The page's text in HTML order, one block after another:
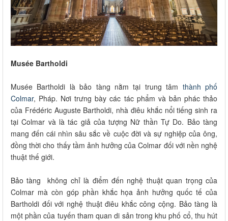
Musée Bartholdi
Musée Bartholdi là bảo tàng nằm tại trung tâm thành phố
Colmar, Pháp. Nơi trưng bày các tác phẩm và bản phác thảo
của Frédéric Auguste Bartholdi, nhà điêu khắc nổi tiếng sinh ra
tại Colmar và là tác giả của tượng Nữ thần Tự Do. Bảo tàng
mang đến cái nhìn sâu sắc về cuộc đời và sự nghiệp của ông,
đồng thời cho thấy tầm ảnh hưởng của Colmar đối với nền nghệ
thuật thế giới.
Bảo tàng không chỉ là điểm đến nghệ thuật quan trọng của
Colmar mà còn góp phần khắc họa ảnh hưởng quốc tế của
Bartholdi đối với nghệ thuật điêu khắc công cộng. Bảo tàng là
một phần của tuyến tham quan di sản trong khu phố cổ, thu hút